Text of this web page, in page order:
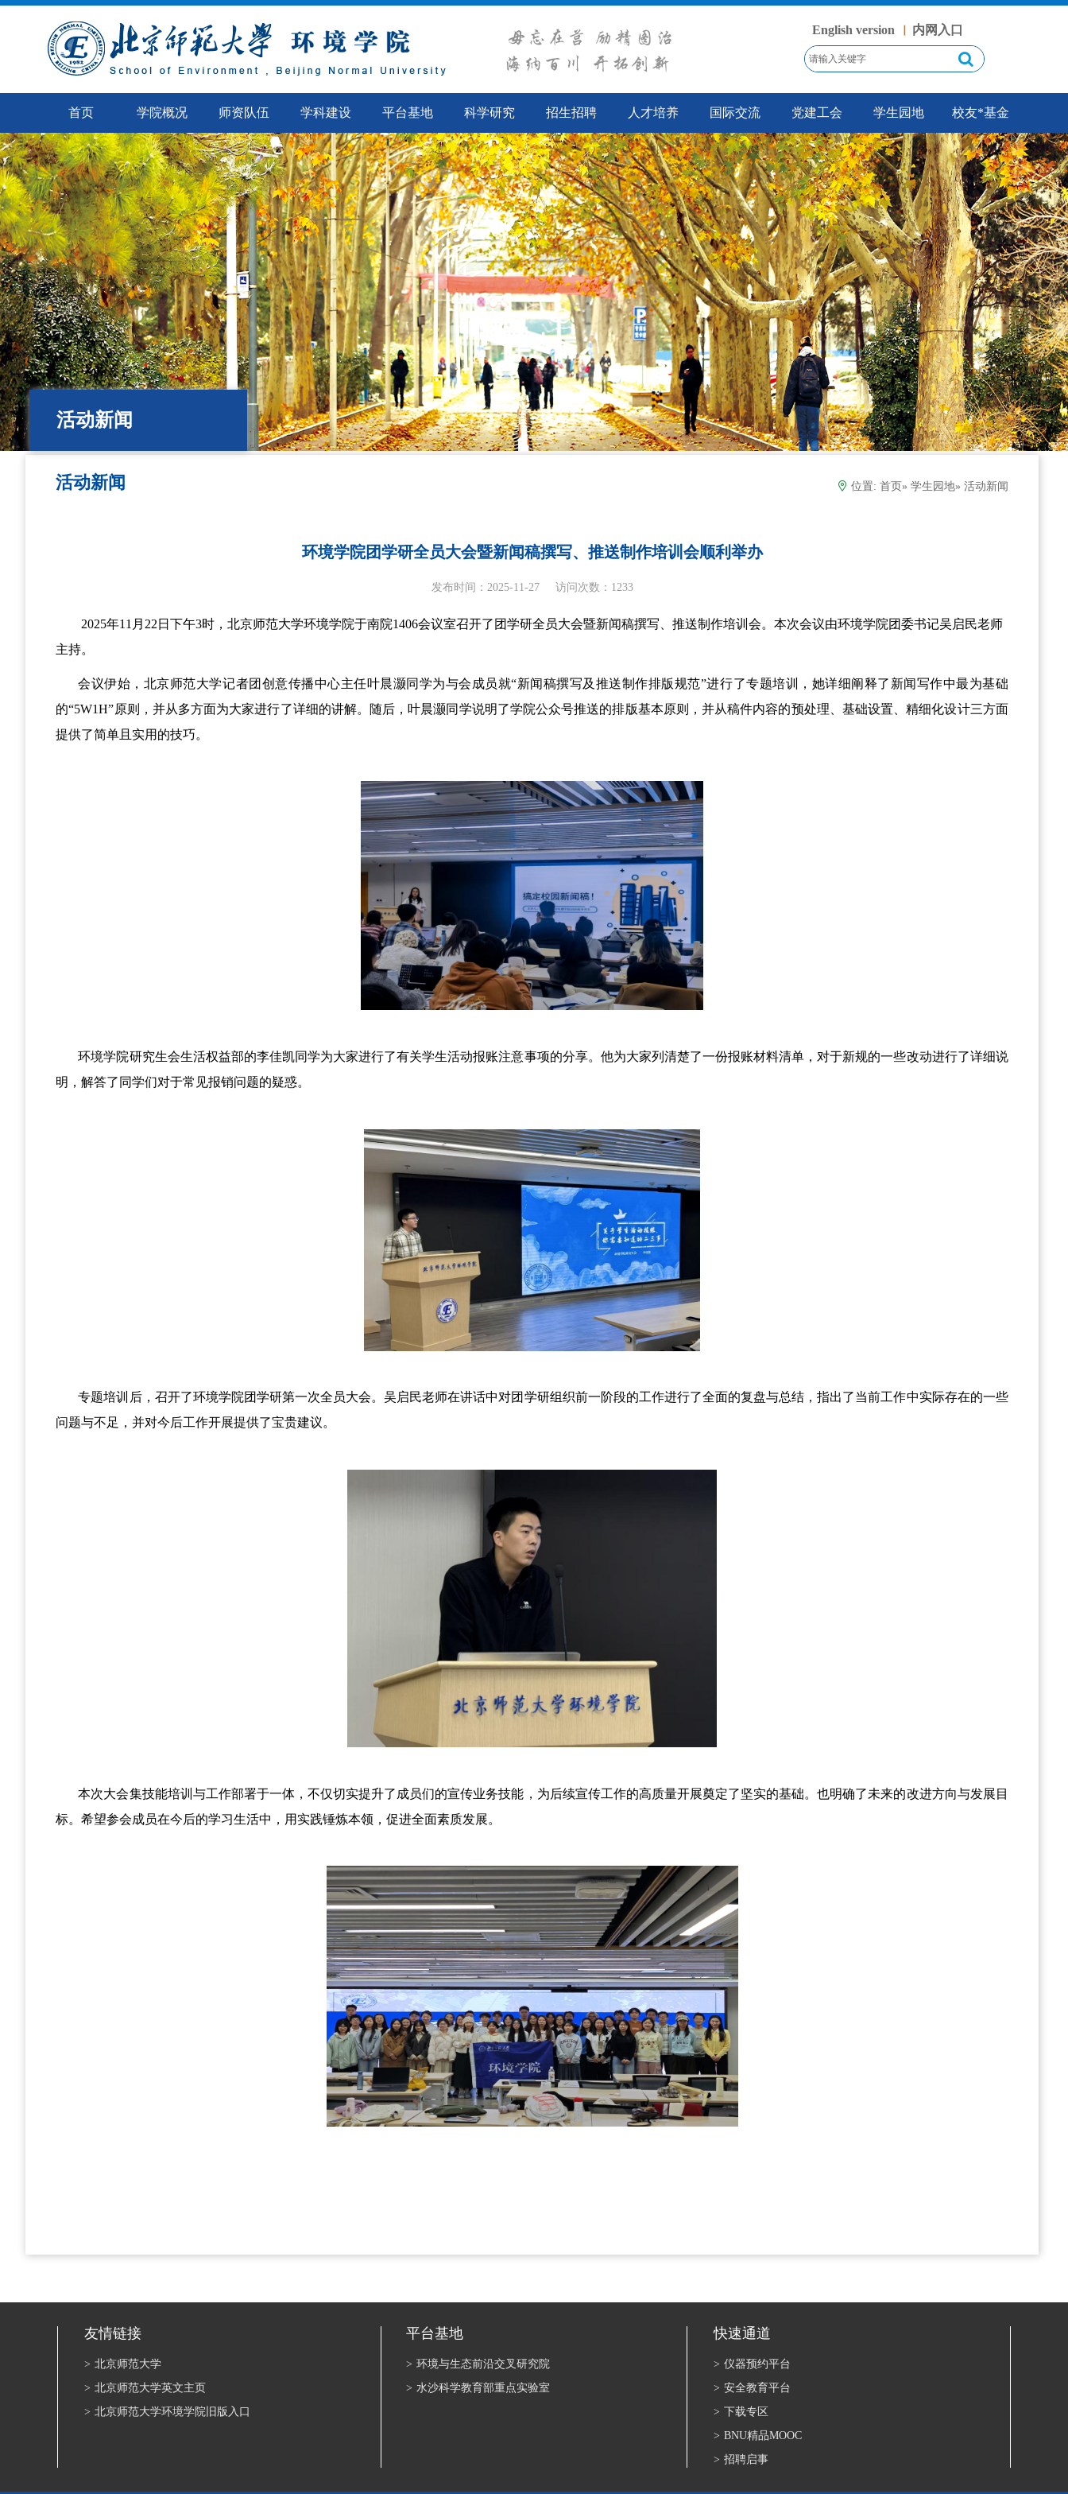
English version 内网入口
首页 学院概况 师资队伍 学科建设 平台基地 科学研究 招生招聘 人才培养 国际交流 党建工会 学生园地 校友*基金
活动新闻
活动新闻 位置: 首页 » 学生园地» 活动新闻
环境学院团学研全员大会暨新闻稿撰写、推送制作培训会顺利举办
发布时间：2025-11-27 访问次数： 1233
2025年11月22日下午3时，北京师范大学环境学院于南院1406会议室召开了团学研全员大会暨新闻稿撰写、推送制作培训会。本次会议由环境学院团委书记吴启民老师
主持。
会议伊始，北京师范大学记者团创意传播中心主任叶晨灏同学为与会成员就“新闻稿撰写及推送制作排版规范”进行了专题培训，她详细阐释了新闻写作中最为基础
的“5W1H”原则，并从多方面为大家进行了详细的讲解。随后，叶晨灏同学说明了学院公众号推送的排版基本原则，并从稿件内容的预处理、基础设置、精细化设计三方面
提供了简单且实用的技巧。
环境学院研究生会生活权益部的李佳凯同学为大家进行了有关学生活动报账注意事项的分享。他为大家列清楚了一份报账材料清单，对于新规的一些改动进行了详细说
明，解答了同学们对于常见报销问题的疑惑。
专题培训后，召开了环境学院团学研第一次全员大会。吴启民老师在讲话中对团学研组织前一阶段的工作进行了全面的复盘与总结，指出了当前工作中实际存在的一些
问题与不足，并对今后工作开展提供了宝贵建议。
本次大会集技能培训与工作部署于一体，不仅切实提升了成员们的宣传业务技能，为后续宣传工作的高质量开展奠定了坚实的基础。也明确了未来的改进方向与发展目
标。希望参会成员在今后的学习生活中，用实践锤炼本领，促进全面素质发展。
友情链接
> 北京师范大学
> 北京师范大学英文主页
> 北京师范大学环境学院旧版入口
平台基地
> 环境与生态前沿交叉研究院
> 水沙科学教育部重点实验室
快速通道
> 仪器预约平台
> 安全教育平台
> 下载专区
> BNU精品MOOC
> 招聘启事